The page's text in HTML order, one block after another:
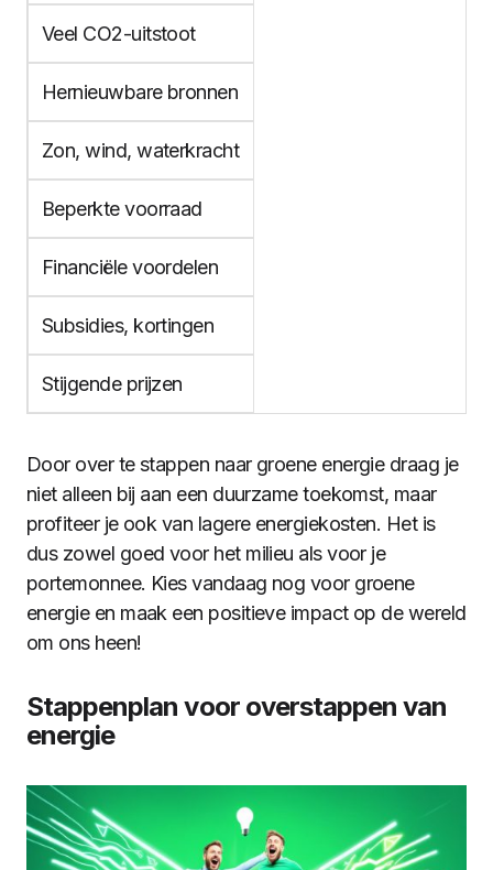
Veel CO2-uitstoot
Hernieuwbare bronnen
Zon, wind, waterkracht
Beperkte voorraad
Financiële voordelen
Subsidies, kortingen
Stijgende prijzen
Door over te stappen naar groene energie draag je
niet alleen bij aan een duurzame toekomst, maar
profiteer je ook van lagere energiekosten. Het is
dus zowel goed voor het milieu als voor je
portemonnee. Kies vandaag nog voor groene
energie en maak een positieve impact op de wereld
om ons heen!
Stappenplan voor overstappen van
energie